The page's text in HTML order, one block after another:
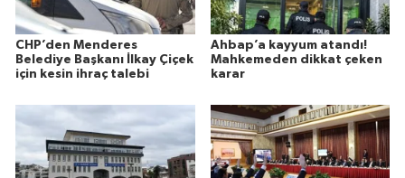
CHP’den Menderes
Belediye Başkanı İlkay Çiçek
için kesin ihraç talebi
Ahbap’a kayyum atandı!
Mahkemeden dikkat çeken
karar